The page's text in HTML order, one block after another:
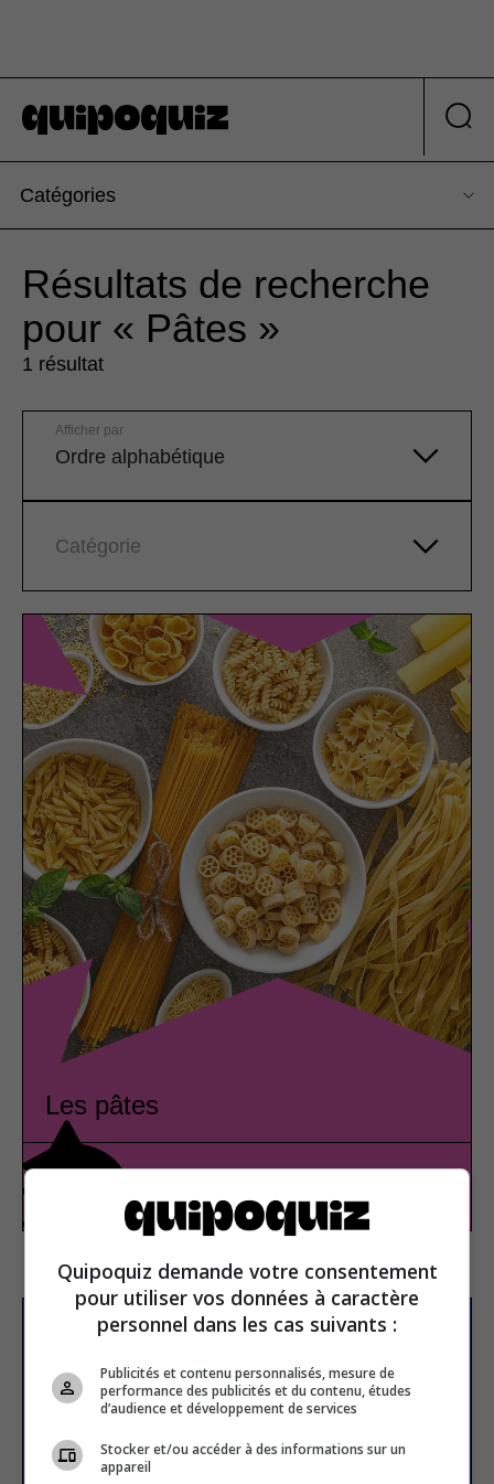
Catégories
Résultats de recherche
pour « Pâtes »
1 résultat
Ordre alphabétique
Afficher par
Catégorie
Les pâtes
S’inscrire à la newsletter
Quipoquiz demande votre consentement
pour utiliser vos données à caractère
personnel dans les cas suivants :
Publicités et contenu personnalisés, mesure de
performance des publicités et du contenu, études
d’audience et développement de services
Stocker et/ou accéder à des informations sur un
appareil